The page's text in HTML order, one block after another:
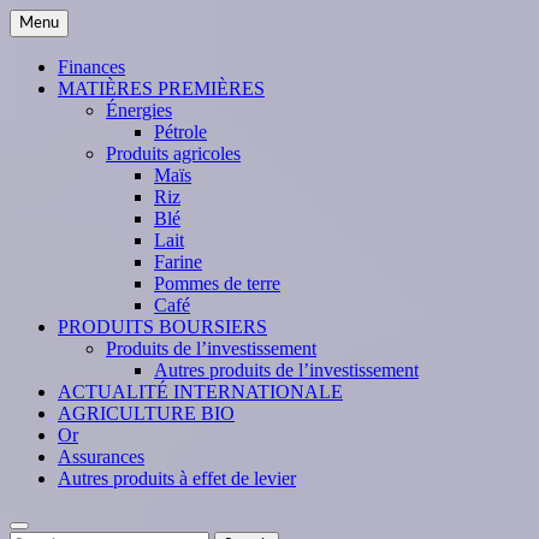
Skip
to
content
Menu
Finances
MATIÈRES PREMIÈRES
Énergies
Pétrole
Produits agricoles
Maïs
Riz
Blé
Lait
Farine
Pommes de terre
Café
PRODUITS BOURSIERS
Produits de l’investissement
Autres produits de l’investissement
ACTUALITÉ INTERNATIONALE
AGRICULTURE BIO
Or
Assurances
Autres produits à effet de levier
Search